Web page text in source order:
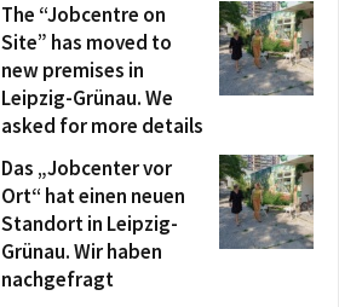
The “Jobcentre on
Site” has moved to
new premises in
Leipzig-Grünau. We
asked for more details
Das „Jobcenter vor
Ort“ hat einen neuen
Standort in Leipzig-
Grünau. Wir haben
nachgefragt